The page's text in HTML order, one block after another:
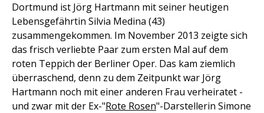
Dortmund ist Jörg Hartmann mit seiner heutigen
Lebensgefährtin Silvia Medina (43)
zusammengekommen. Im November 2013 zeigte sich
das frisch verliebte Paar zum ersten Mal auf dem
roten Teppich der Berliner Oper. Das kam ziemlich
überraschend, denn zu dem Zeitpunkt war Jörg
Hartmann noch mit einer anderen Frau verheiratet -
und zwar mit der Ex-"Rote Rosen"-Darstellerin Simone